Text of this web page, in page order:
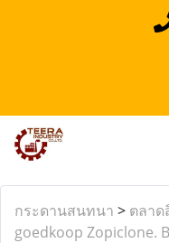
กระดานสนทนา > ตลา
goedkoop Zopiclone.